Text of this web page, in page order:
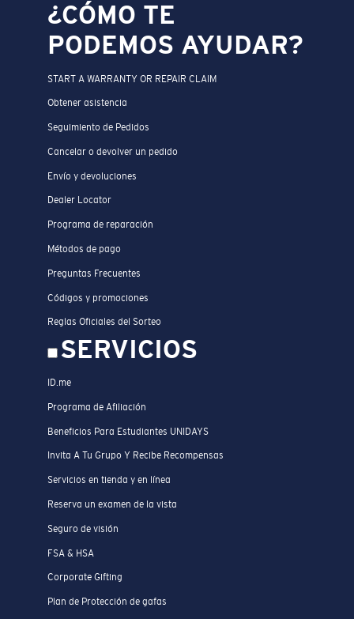
¿CÓMO TE
PODEMOS AYUDAR?
START A WARRANTY OR REPAIR CLAIM
Obtener asistencia
Seguimiento de Pedidos
Cancelar o devolver un pedido
Envío y devoluciones
Dealer Locator
Programa de reparación
Métodos de pago
Preguntas Frecuentes
Códigos y promociones
Reglas Oficiales del Sorteo
SERVICIOS
ID.me
Programa de Afiliación
Beneficios Para Estudiantes UNIDAYS
Invita A Tu Grupo Y Recibe Recompensas
Servicios en tienda y en línea
Reserva un examen de la vista
Seguro de visión
FSA & HSA
Corporate Gifting
Plan de Protección de gafas